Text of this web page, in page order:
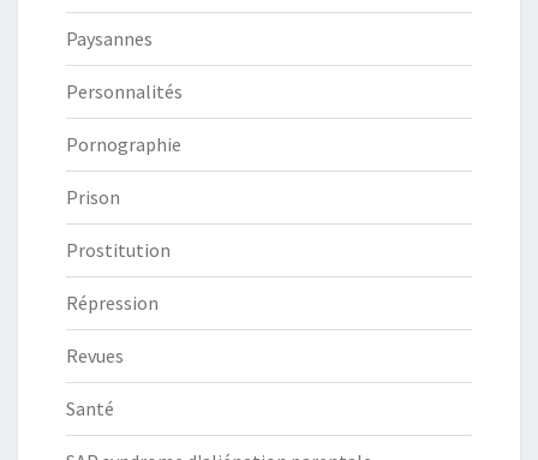
Paysannes
Personnalités
Pornographie
Prison
Prostitution
Répression
Revues
Santé